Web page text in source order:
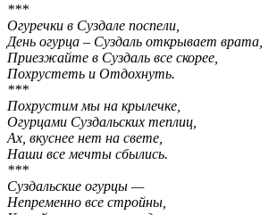
***
Огуречки в Суздале поспели,
День огурца – Суздаль открывает врата,
Приезжайте в Суздаль все скорее,
Похрустеть и Отдохнуть.
***
Похрустим мы на крылечке,
Огурцами Суздальских теплиц,
Ах, вкуснее нет на свете,
Наши все мечты сбылись.
***
Суздальские огурцы —
Непременно все стройны,